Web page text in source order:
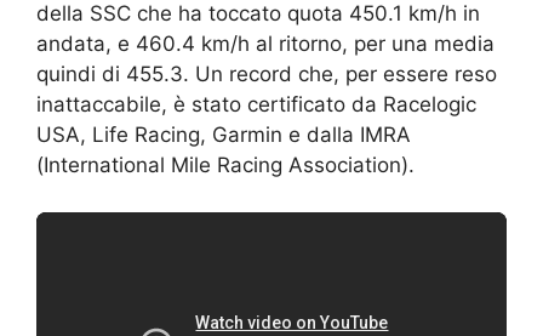
della SSC che ha toccato quota 450.1 km/h in
andata, e 460.4 km/h al ritorno, per una media
quindi di 455.3. Un record che, per essere reso
inattaccabile, è stato certificato da Racelogic
USA, Life Racing, Garmin e dalla IMRA
(International Mile Racing Association).